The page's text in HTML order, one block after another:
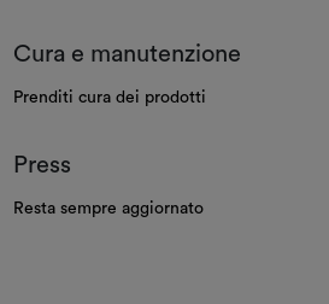
Cura e manutenzione
Prenditi cura dei prodotti
Press
Resta sempre aggiornato